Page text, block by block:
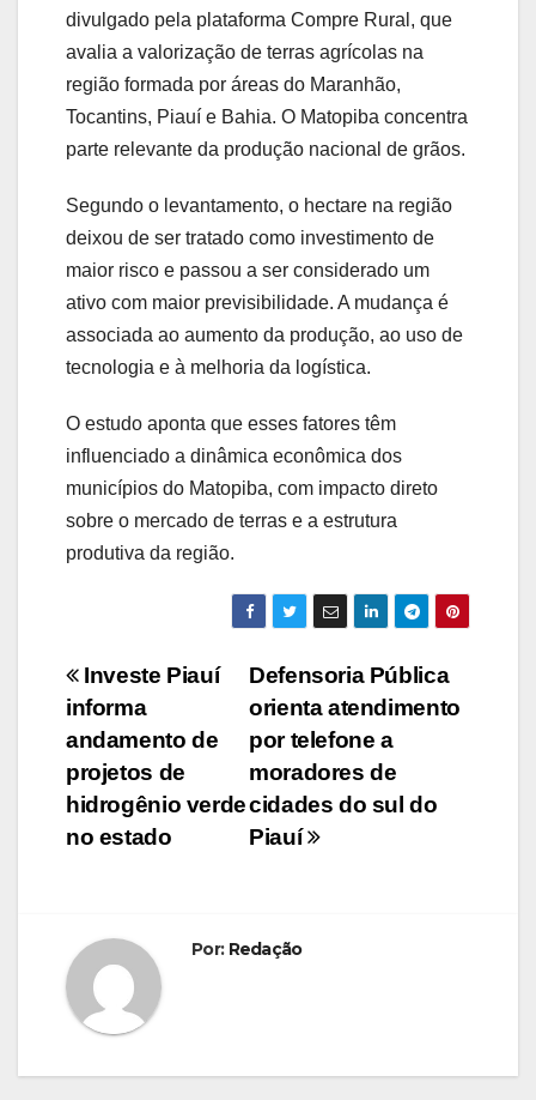
divulgado pela plataforma Compre Rural, que
avalia a valorização de terras agrícolas na
região formada por áreas do Maranhão,
Tocantins, Piauí e Bahia. O Matopiba concentra
parte relevante da produção nacional de grãos.
Segundo o levantamento, o hectare na região
deixou de ser tratado como investimento de
maior risco e passou a ser considerado um
ativo com maior previsibilidade. A mudança é
associada ao aumento da produção, ao uso de
tecnologia e à melhoria da logística.
O estudo aponta que esses fatores têm
influenciado a dinâmica econômica dos
municípios do Matopiba, com impacto direto
sobre o mercado de terras e a estrutura
produtiva da região.
Navegação
de
Post
Defensoria Pública
orienta atendimento
por telefone a
moradores de
cidades do sul do
Piauí
Investe Piauí
informa
andamento de
projetos de
hidrogênio verde
no estado
Por: Redação